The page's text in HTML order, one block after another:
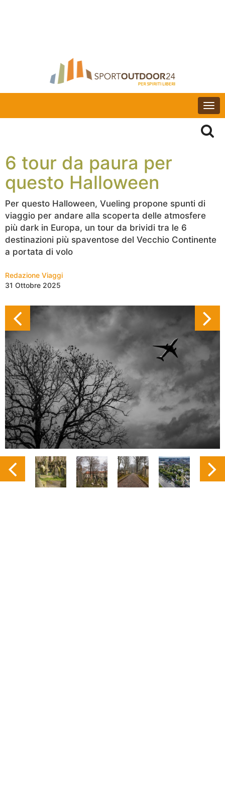
6 tour da paura per
questo Halloween
Per questo Halloween, Vueling propone spunti di
viaggio per andare alla scoperta delle atmosfere
più dark in Europa, un tour da brividi tra le 6
destinazioni più spaventose del Vecchio Continente
a portata di volo
Redazione Viaggi
31 Ottobre 2025